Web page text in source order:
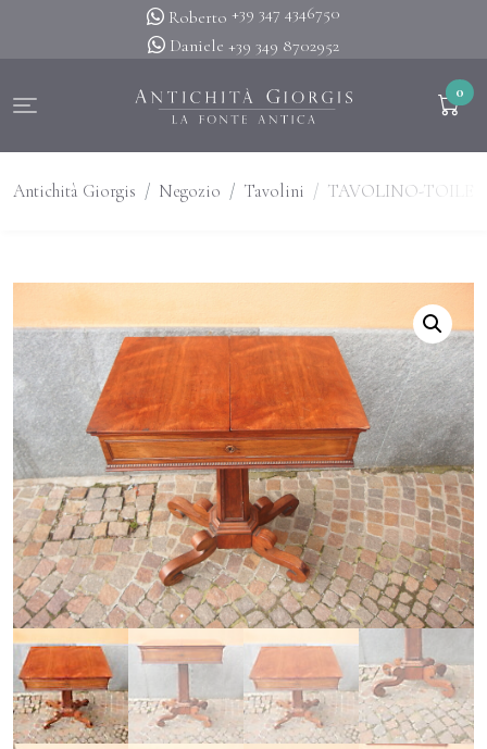
Roberto +39 347 4346750
Daniele +39 349 8702952
0
Antichità Giorgis Negozio Tavolini TAVOLINO-